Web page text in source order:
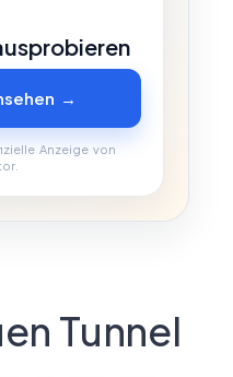
→
Anzeige von
Tunnel